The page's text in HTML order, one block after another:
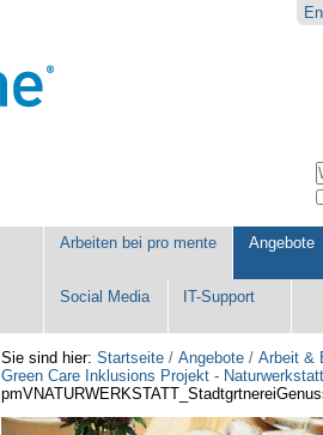
Arbeiten bei pro mente Angebote
Social Media IT-Support
Sie sind hier: Startseite / Angebote / Arbeit &
Green Care Inklusions Projekt - Naturwerkstatt